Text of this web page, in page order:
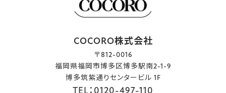
COCORO株式会社
〒812-0016
福岡県福岡市博多区博多駅南2-1-9
博多筑紫通りセンタービル 1F
TEL：0120-497-110